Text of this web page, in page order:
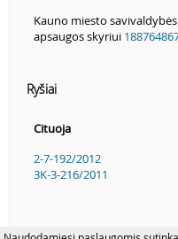
Kauno miesto
apsaugos skyriui
Ryšiai
Cituoja
2-7-192/2012
3K-3-216/2011